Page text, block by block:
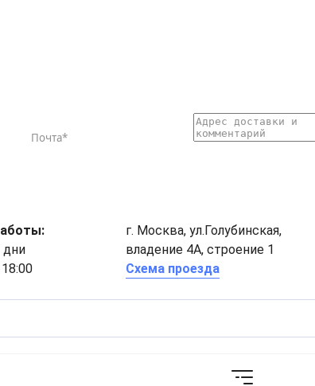
дни
г. Москва, ул.Голубинская,
владение 4А, строение 1
Схема проезда